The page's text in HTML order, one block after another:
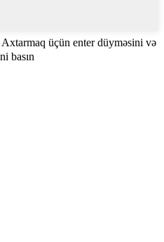
Axtarmaq üçün enter düyməsini və
basın